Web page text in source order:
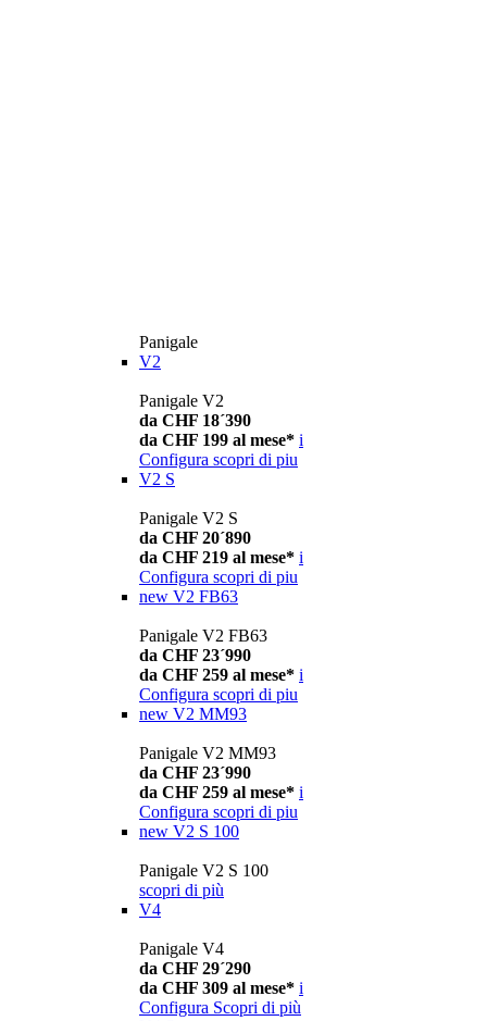
Panigale
V2
Panigale V2
da CHF 18´390
da CHF 199 al mese* i
Configura scopri di piu
V2 S
Panigale V2 S
da CHF 20´890
da CHF 219 al mese* i
Configura scopri di piu
new V2 FB63
Panigale V2 FB63
da CHF 23´990
da CHF 259 al mese* i
Configura scopri di piu
new V2 MM93
Panigale V2 MM93
da CHF 23´990
da CHF 259 al mese* i
Configura scopri di piu
new V2 S 100
Panigale V2 S 100
scopri di più
V4
Panigale V4
da CHF 29´290
da CHF 309 al mese* i
Configura Scopri di più